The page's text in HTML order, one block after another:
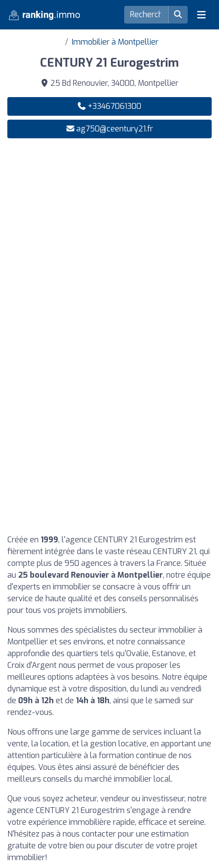
Immobilier à Montpellier
CENTURY 21 Eurogestrim
25 Bd Renouvier, 34000, Montpellier
+33467061300
ag750@ceentury21.fr
Créée en 1999, l'agence CENTURY 21 Eurogestrim est
fièrement intégrée dans le vaste réseau CENTURY 21, qui
compte plus de 950 agences à travers la France. Située
au 25 boulevard Renouvier à Montpellier, notre équipe
d'experts en immobilier se consacre à vous offrir un
service de haute qualité et des conseils personnalisés
pour tous vos projets immobiliers.
Nous sommes des spécialistes du secteur immobilier à
Montpellier et ses environs, et notre connaissance
approfondie des quartiers tels qu'Ovalie, Estanove, et
Croix d'Argent nous permet de vous proposer les
meilleures options adaptées à vos besoins. Notre équipe
dynamique est à votre disposition, du lundi au vendredi
de 09h à 12h et de 14h à 18h, ainsi que le samedi sur
rendez-vous.
Nous offrons une large gamme de services incluant la
vente, la location, et la gestion locative, en apportant une
attention particulière à la formation continue de nos
équipes. Vous êtes ainsi assuré de bénéficier des
meilleurs conseils du marché immobilier local.
Que vous soyez acheteur, vendeur ou investisseur, notre
agence CENTURY 21 Eurogestrim s'engage à rendre
votre expérience immobilière rapide, efficace et sereine.
N'hésitez pas à nous contacter pour une estimation
gratuite de votre bien ou pour discuter de votre projet
immobilier!